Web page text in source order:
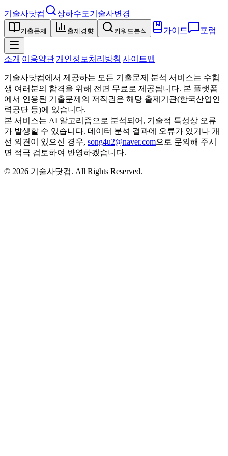
기술사닷컴 상하수도기술사변경
기출문제 출제경향 키워드분석 가이드 포럼
소개 |이용약관|개인정보처리방침|사이트맵
기술사닷컴에서 제공하는 모든 기출문제 분석 서비스는 수험
생 여러분의 합격을 위해 전면 무료로 제공됩니다. 본 플랫폼
에서 인용된 기출문제의 저작권은 해당 출제기관(한국산업인
력공단 등)에 있습니다.
본 서비스는 AI 알고리즘으로 분석되어, 기술적 특성상 오류
가 발생할 수 있습니다. 데이터 분석 결과에 오류가 있거나 개
선 의견이 있으신 경우, song4u2@naver.com으로 문의해 주시
면 적극 검토하여 반영하겠습니다.
© 2026 기술사닷컴. All Rights Reserved.